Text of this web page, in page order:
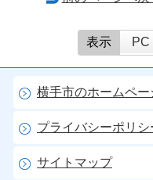
表示 PC
横手市のホームペー
プライバシーポリシ
サイトマップ